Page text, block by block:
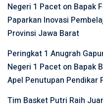
Negeri 1 Pacet on Bapak
Paparkan Inovasi
Provinsi Jawa Barat
Peringkat 1 Anugrah
Negeri 1 Pacet on Bapak
Apel Penutupan Pendikar
Tim Basket Putri Raih